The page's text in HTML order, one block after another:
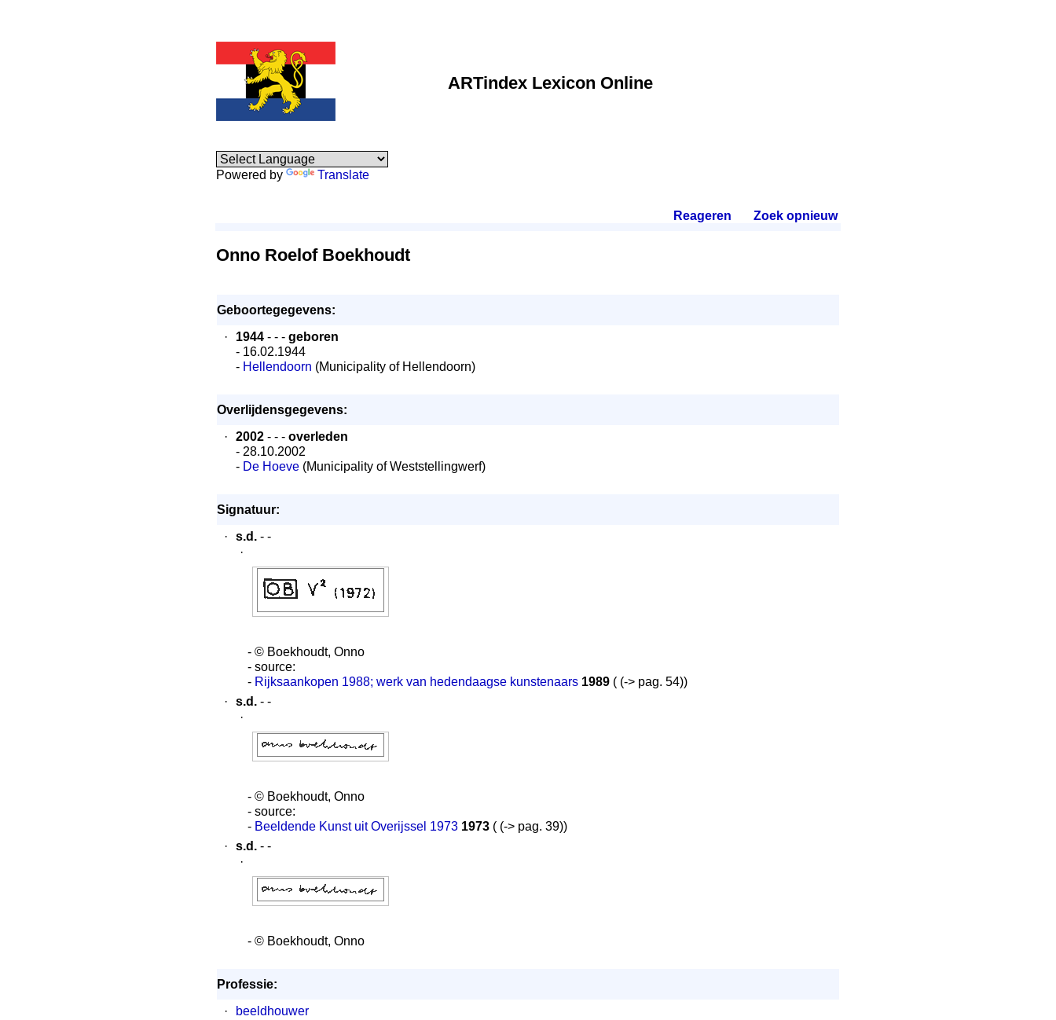
ARTindex Lexicon Online
Powered by Translate
Reageren Zoek opnieuw.
Onno Roelof Boekhoudt
Geboortegegevens:
·
1944 - - - geboren
- 16.02.1944
- Hellendoorn (Municipality of Hellendoorn)
Overlijdensgegevens:
·
2002 - - - overleden
- 28.10.2002
- De Hoeve (Municipality of Weststellingwerf)
Signatuur:
·
s.d. - -
·
- © Boekhoudt, Onno
- source:
- Rijksaankopen 1988; werk van hedendaagse kunstenaars 1989 ( (-> pag. 54))
·
s.d. - -
·
- © Boekhoudt, Onno
- source:
- Beeldende Kunst uit Overijssel 1973 1973 ( (-> pag. 39))
·
s.d. - -
·
- © Boekhoudt, Onno
Professie:
·
beeldhouwer